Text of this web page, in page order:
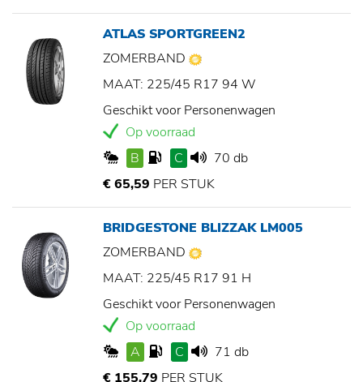
ATLAS SPORTGREEN2
ZOMERBAND
MAAT: 225/45 R17 94 W
Geschikt voor Personenwagen
Op voorraad
B
C
70 db
€ 65,59 PER STUK
BRIDGESTONE BLIZZAK LM005
ZOMERBAND
MAAT: 225/45 R17 91 H
Geschikt voor Personenwagen
Op voorraad
A
C
71 db
€ 155,79 PER STUK